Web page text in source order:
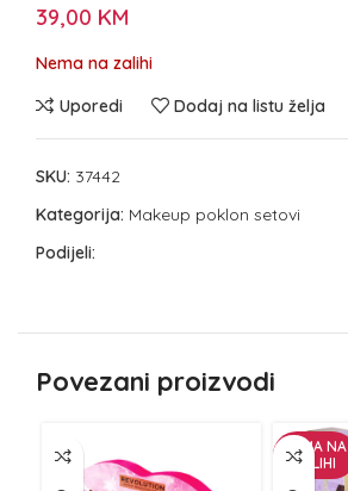
39,00 KM
Nema na zalihi
Uporedi
Dodaj na listu želja
SKU: 37442
Kategorija: Makeup poklon setovi
Podijeli:
Povezani proizvodi
NEMA NA
ZALIHI